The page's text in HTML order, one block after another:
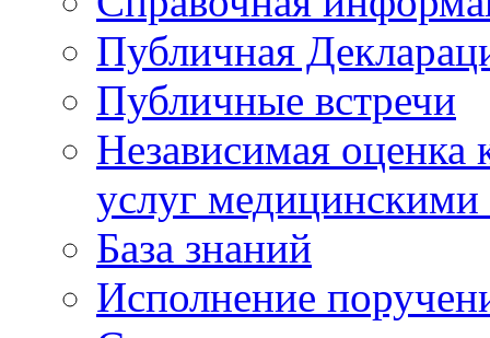
Публичная
Публичные встречи
Независимая оценка
услуг
База знаний
Исполнение